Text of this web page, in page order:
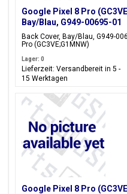
Google Pixel 8 Pro
Bay/Blau, G949-00695-01
Back Cover, Bay/Blau, G949-
Pro (GC3VE;G1MNW)
Lager: 0
Lieferzeit: Versandbereit in 5 -
15 Werktagen
Google Pixel 8 Pro